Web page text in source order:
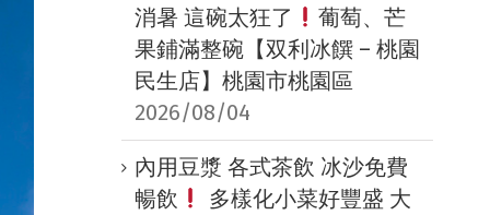
消暑 這碗太狂了
葡萄、芒
果鋪滿整碗【双利冰饌 – 桃園
民生店】桃園市桃園區
2026/08/04
內用豆漿 各式茶飲 冰沙免費
暢飲
多樣化小菜好豐盛 大